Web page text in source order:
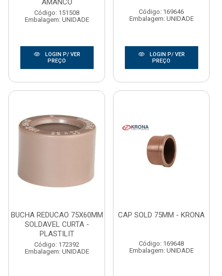
AMANCO
Código: 151508
Embalagem: UNIDADE
LOGIN P/ VER
PREÇO
Código: 169646
Embalagem: UNIDADE
LOGIN P/ VER
PREÇO
BUCHA REDUCAO 75X60MM
SOLDAVEL CURTA -
PLASTILIT
Código: 172392
Embalagem: UNIDADE
CAP SOLD 75MM - KRONA
Código: 169648
Embalagem: UNIDADE